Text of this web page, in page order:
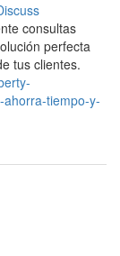
consultas
perfecta
tus clientes.
tiempo-y-